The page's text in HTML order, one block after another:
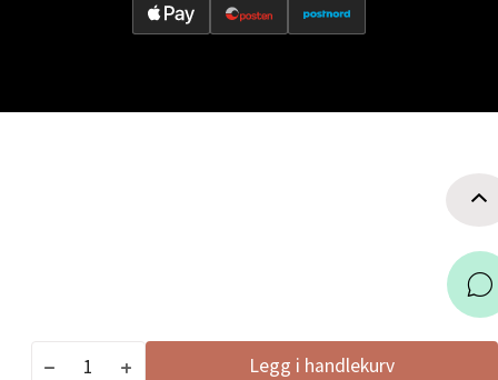
Legg i handlekurv